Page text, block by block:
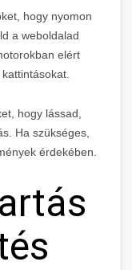
hogy nyomon
a weboldalad
elért
hogy lássad,
Ha szükséges,
érdekében.